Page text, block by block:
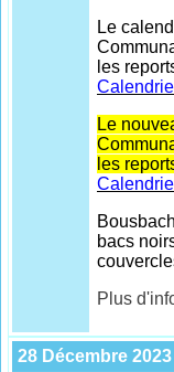
Le
les
Le
les
bacs
Plus
28 Décembre 2023